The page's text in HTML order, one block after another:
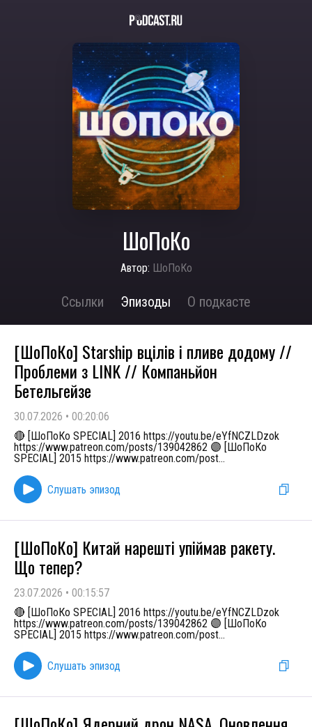
ШоПоКо
Автор: ШоПоКо
Ссылки Эпизоды О подкасте
[ШоПоКо] Starship вцілів і пливе додому //
Проблеми з LINK // Компаньйон
Бетельгейзе
30.07.2026 • 00:20:06
🔴 [ШоПоКо SPECIAL] 2016 https://youtu.be/eYfNCZLDzok
https://www.patreon.com/posts/139042862 🟣 [ШоПоКо
SPECIAL] 2015 https://www.patreon.com/post...
Слушать эпизод
[ШоПоКо] Китай нарешті упіймав ракету.
Що тепер?
23.07.2026 • 00:15:57
🔴 [ШоПоКо SPECIAL] 2016 https://youtu.be/eYfNCZLDzok
https://www.patreon.com/posts/139042862 🟣 [ШоПоКо
SPECIAL] 2015 https://www.patreon.com/post...
Слушать эпизод